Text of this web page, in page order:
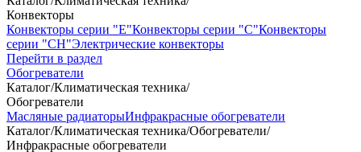
Конвекторы
Конвекторы серии "Е"Конвекторы серии "С"Конвекторы
серии "СН"Электрические конвекторы
Перейти в раздел
Обогреватели
Каталог/Климатическая техника/
Обогреватели
Масляные радиаторыИнфракрасные обогреватели
Каталог/Климатическая техника/Обогреватели/
Инфракрасные обогреватели